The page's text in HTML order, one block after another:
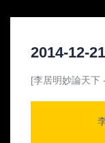
2015-02-22 李居明妙
2015-03-08 李居明
2014-12-
[李居明妙論天下